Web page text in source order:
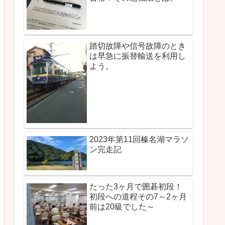
踏切故障や信号故障のとき
は早急に振替輸送を利用し
よう。
2023年第11回榛名湖マラソ
ン完走記
たった3ヶ月で囲碁初段！
初段への道程その7～2ヶ月
前は20級でした～